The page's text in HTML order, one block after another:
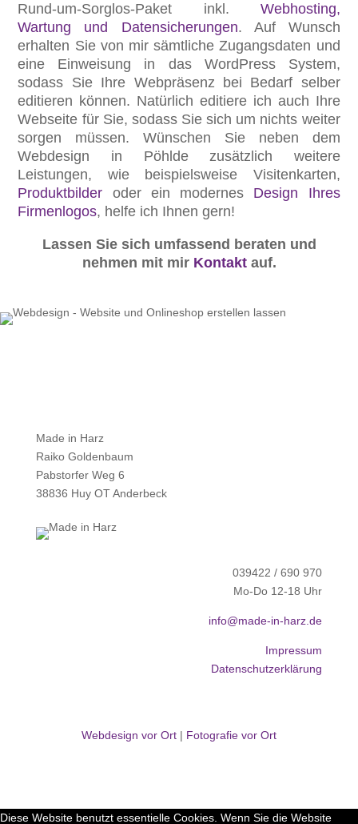
Rund-um-Sorglos-Paket inkl. Webhosting,
Wartung und Datensicherungen. Auf Wunsch
erhalten Sie von mir sämtliche Zugangsdaten und
eine Einweisung in das WordPress System,
sodass Sie Ihre Webpräsenz bei Bedarf selber
editieren können. Natürlich editiere ich auch Ihre
Webseite für Sie, sodass Sie sich um nichts weiter
sorgen müssen. Wünschen Sie neben dem
Webdesign in Pöhlde zusätzlich weitere
Leistungen, wie beispielsweise Visitenkarten,
Produktbilder oder ein modernes Design Ihres
Firmenlogos, helfe ich Ihnen gern!
Lassen Sie sich umfassend beraten und
nehmen mit mir Kontaktauf.
Made in Harz
Raiko Goldenbaum
Pabstorfer Weg 6
38836 Huy OT Anderbeck
039422 / 690 970
Mo-Do 12-18 Uhr
info@made-in-harz.de
Impressum
Datenschutzerklärung
Webdesign vor Ort| Fotografie vor Ort
Diese Website benutzt essentielle Cookies. Wenn Sie die Website